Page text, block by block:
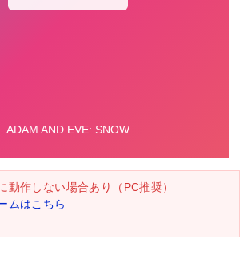
作しない場合あり（PC推奨）
ムはこちら